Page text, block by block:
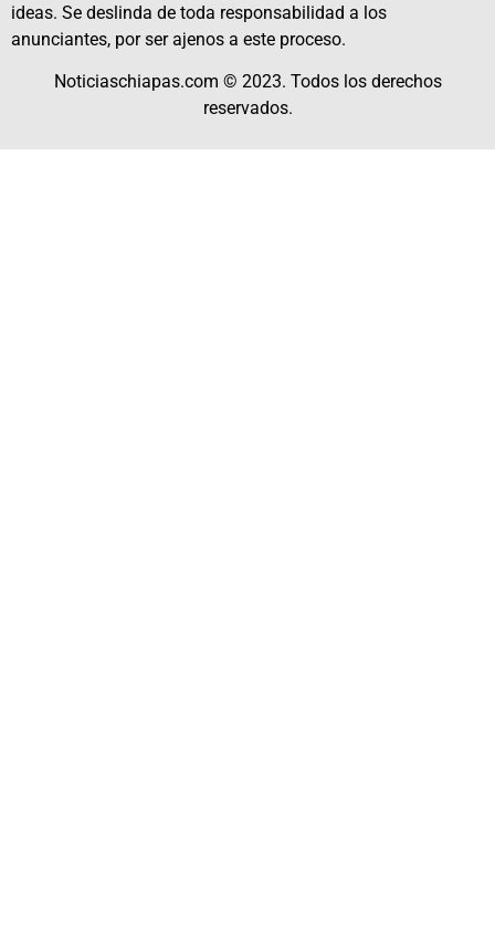
ideas. Se deslinda de toda responsabilidad a los
anunciantes, por ser ajenos a este proceso.
Noticiaschiapas.com © 2023. Todos los derechos
reservados.